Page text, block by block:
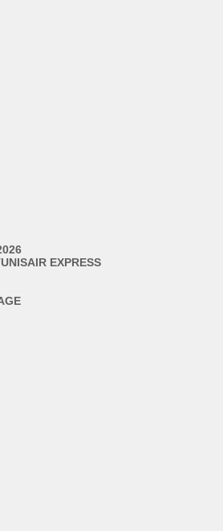
EXPRESS